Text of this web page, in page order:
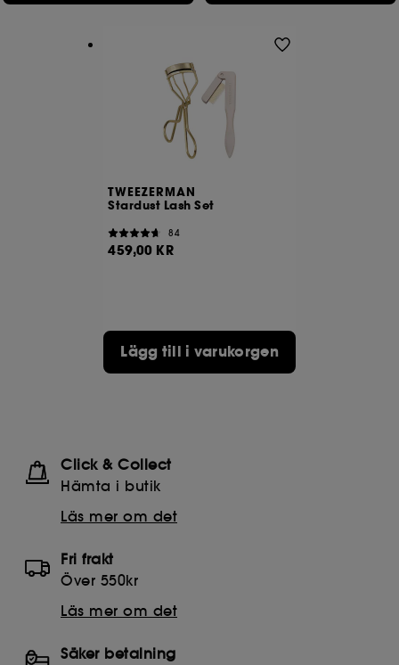
TWEEZERMAN
Stardust Lash Set
84
459,00 KR
Lägg till i varukorgen
Click & Collect
Hämta i butik​
Läs mer om det
Fri frakt
Över 550kr
Läs mer om det
Säker betalning
betalningsbedrägeri och identitetsstöld.
Med undantag för tekniska cookies kräver deponering
kan anpassa dina val angående placeringen av dessa
cookies med knappen "anpassa mina val" nedan eller
besluta att "acceptera alla" eller "avvisa alla". Du kan
när som helst välja att dra tillbaka ditt samtycke. Om
du vill ha mer information om de cookies vi använder,